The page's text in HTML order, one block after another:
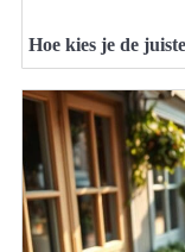
Hoe kies je de